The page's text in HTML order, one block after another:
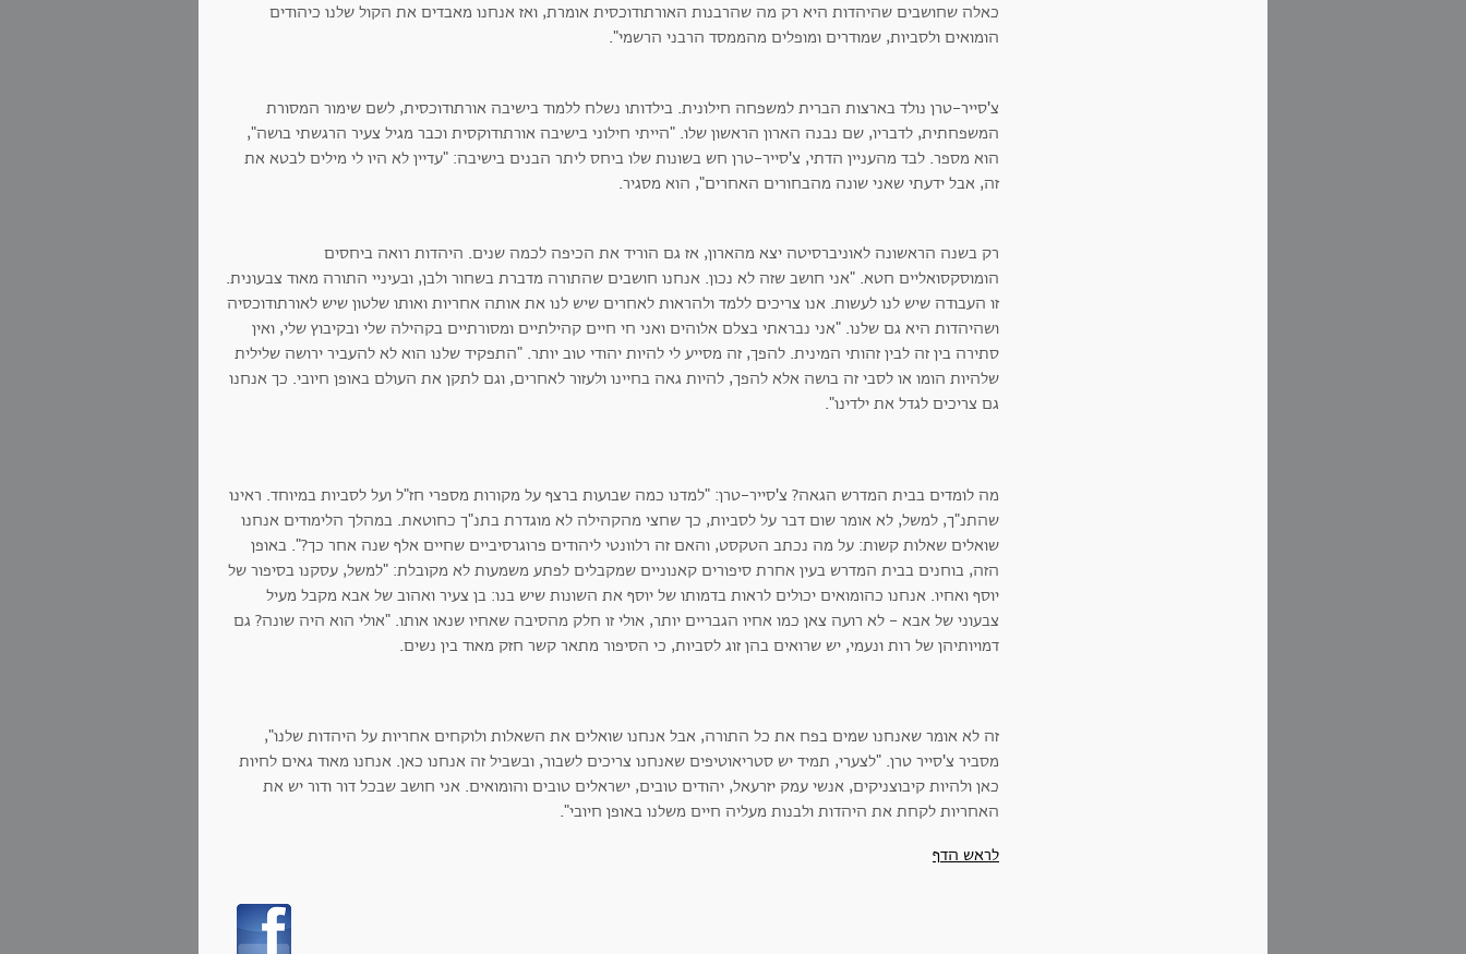
כאלה שחושבים שהיהדות היא רק מה שהרבנות האורתודוכסית אומרת, ואז אנחנו מאבדים את הקול שלנו כיהודים
הומואים ולסביות, שמודרים ומופלים מהממסד הרבני הרשמי".
צ'סייר-טרן נולד בארצות הברית למשפחה חילונית. בילדותו נשלח ללמוד בישיבה אורתודוכסית, לשם שימור המסורת
המשפחתית, לדבריו, שם נבנה הארון הראשון שלו. "הייתי חילוני בישיבה אורתודוקסית וכבר מגיל צעיר הרגשתי בושה",
הוא מספר. לבד מהעניין הדתי, צ'סייר-טרן חש בשונות שלו ביחס ליתר הבנים בישיבה: "עדיין לא היו לי מילים לבטא את
זה, אבל ידעתי שאני שונה מהבחורים האחרים", הוא מסגיר.
רק בשנה הראשונה לאוניברסיטה יצא מהארון, אז גם הוריד את הכיפה לכמה שנים. היהדות רואה ביחסים
הומוסקסואליים חטא. "אני חושב שזה לא נכון. אנחנו חושבים שהתורה מדברת בשחור ולבן, ובעיניי התורה מאוד צבעונית.
זו העבודה שיש לנו לעשות. אנו צריכים ללמד ולהראות לאחרים שיש לנו את אותה אחריות ואותו שלטון שיש לאורתודוכסיה
ושהיהדות היא גם שלנו. "אני נבראתי בצלם אלוהים ואני חי חיים קהילתיים ומסורתיים בקהילה שלי ובקיבוץ שלי, ואין
סתירה בין זה לבין זהותי המינית. להפך, זה מסייע לי להיות יהודי טוב יותר. "התפקיד שלנו הוא לא להעביר ירושה שלילית
שלהיות הומו או לסבי זה בושה אלא להפך, להיות גאה בחיינו ולעזור לאחרים, וגם לתקן את העולם באופן חיובי. כך אנחנו
גם צריכים לגדל את ילדינו".
מה לומדים בבית המדרש הגאה? צ'סייר-טרן: "למדנו כמה שבועות ברצף על מקורות מספרי חז"ל ועל לסביות במיוחד. ראינו
שהתנ"ך, למשל, לא אומר שום דבר על לסביות, כך שחצי מהקהילה לא מוגדרת בתנ"ך כחוטאת. במהלך הלימודים אנחנו
שואלים שאלות קשות: על מה נכתב הטקסט, והאם זה רלוונטי ליהודים פרוגרסיביים שחיים אלף שנה אחר כך?". באופן
הזה, בוחנים בבית המדרש בעין אחרת סיפורים קאנוניים שמקבלים לפתע משמעות לא מקובלת: "למשל, עסקנו בסיפור של
יוסף ואחיו. אנחנו כהומואים יכולים לראות בדמותו של יוסף את השונות שיש בנו: בן צעיר ואהוב של אבא מקבל מעיל
צבעוני של אבא - לא רועה צאן כמו אחיו הגבריים יותר, אולי זו חלק מהסיבה שאחיו שנאו אותו. "אולי הוא היה שונה? גם
דמויותיהן של רות ונעמי, יש שרואים בהן זוג לסביות, כי הסיפור מתאר קשר חזק מאוד בין נשים.
זה לא אומר שאנחנו שמים בפח את כל התורה, אבל אנחנו שואלים את השאלות ולוקחים אחריות על היהדות שלנו",
מסביר צ'סייר טרן. "לצערי, תמיד יש סטריאוטיפים שאנחנו צריכים לשבור, ובשביל זה אנחנו כאן. אנחנו מאוד גאים לחיות
כאן ולהיות קיבוצניקים, אנשי עמק יזרעאל, יהודים טובים, ישראלים טובים והומואים. אני חושב שבכל דור ודור יש את
האחריות לקחת את היהדות ולבנות מעליה חיים משלנו באופן חיובי".
לראש הדף